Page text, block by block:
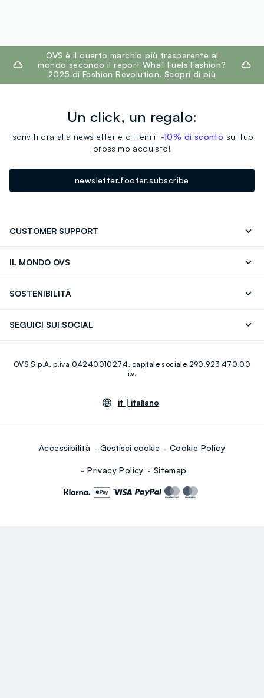
footer.ariatitleOVS è il quarto marchio più trasparente al
mondo secondo il report What Fuels Fashion?
2025 di Fashion Revolution. Scopri di più
Un click, un regalo:
Iscriviti ora alla newsletter e ottieni il -10% di sconto sul tuo
prossimo acquisto!
newsletter.footer.subscribe
CUSTOMER SUPPORT
IL MONDO OVS
Giftcard
SOSTENIBILITÀ
SEGUICI SUI SOCIAL
Youtube Linkedin
OVS S.p.A, p.iva 04240010274, capitale sociale 290.923.470,00
i.v.
it | italiano
Accessibilità Gestisci cookie Cookie Policy
Privacy Policy Sitemap